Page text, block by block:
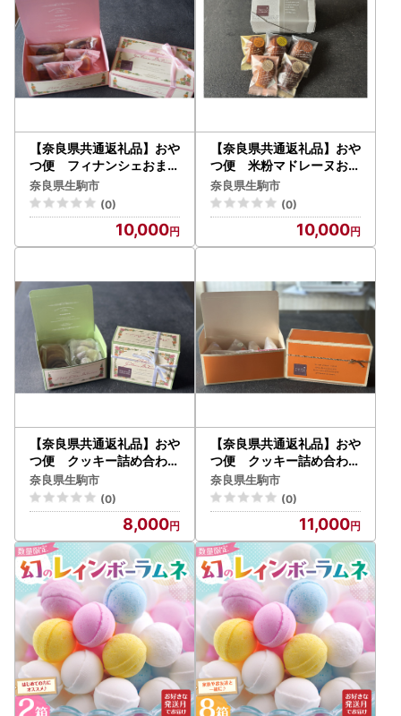
【奈良県共通返礼品】おや
つ便 フィナンシェおまか
せ 5個入
奈良県生駒市
(0)
10,000
【奈良県共通返礼品】おや
つ便 米粉マドレーヌおま
かせ 5個入
奈良県生駒市
(0)
10,000
【奈良県共通返礼品】おや
つ便 クッキー詰め合わせ
Aセット
奈良県生駒市
(0)
8,000
【奈良県共通返礼品】おや
つ便 クッキー詰め合わせ
Bセット
奈良県生駒市
(0)
11,000